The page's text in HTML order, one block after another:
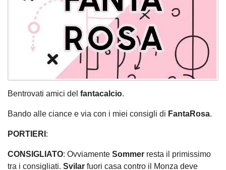
Bentrovati amici del fantacalcio.
Bando alle ciance e via con i miei consigli di FantaRosa.
PORTIERI :
CONSIGLIATO: Ovviamente Sommer resta il primissimo
tra i consigliati. Svilar fuori casa contro il Monza deve